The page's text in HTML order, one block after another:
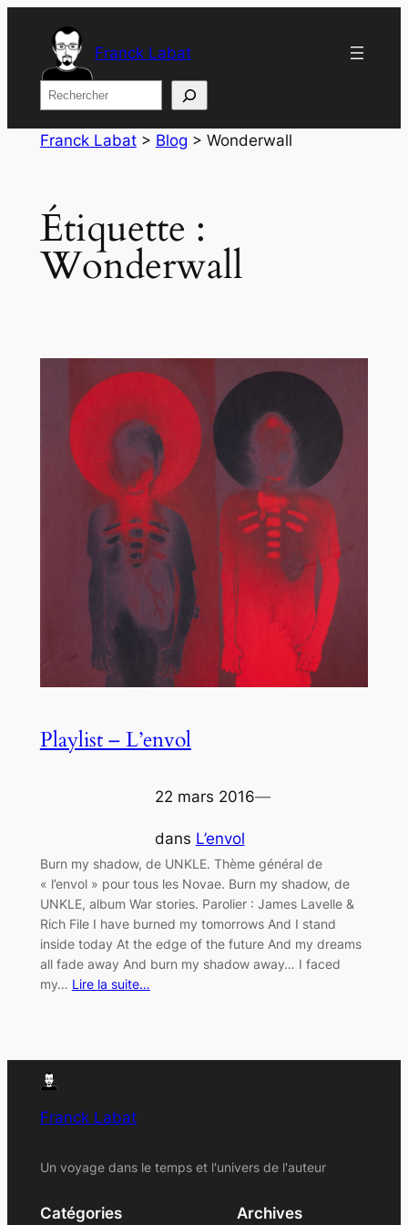
contenu
Franck Labat
Rechercher
Franck Labat> Blog > Wonderwall
Étiquette :
Wonderwall
Playlist – L’envol
22 mars 2016—
dans L’envol
Burn my shadow, de UNKLE. Thème général de
« l’envol » pour tous les Novae. Burn my shadow, de
UNKLE, album War stories. Parolier : James Lavelle &
Rich File I have burned my tomorrows And I stand
inside today At the edge of the future And my dreams
all fade away And burn my shadow away… I faced
my… Lire la suite…
Franck Labat
Un voyage dans le temps et l'univers de l'auteur
Catégories Archives